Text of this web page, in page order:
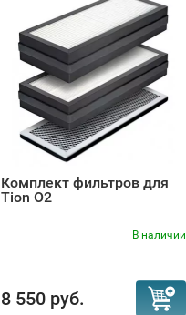
Комплект фильтров для
Tion O2
В наличии
8 550 руб.